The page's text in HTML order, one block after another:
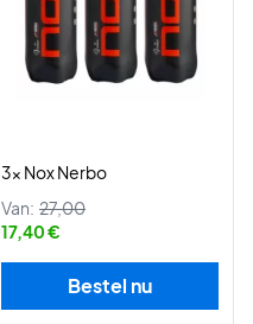
3x Nox Nerbo
Van: 27,00
17,40 €
Bestel nu